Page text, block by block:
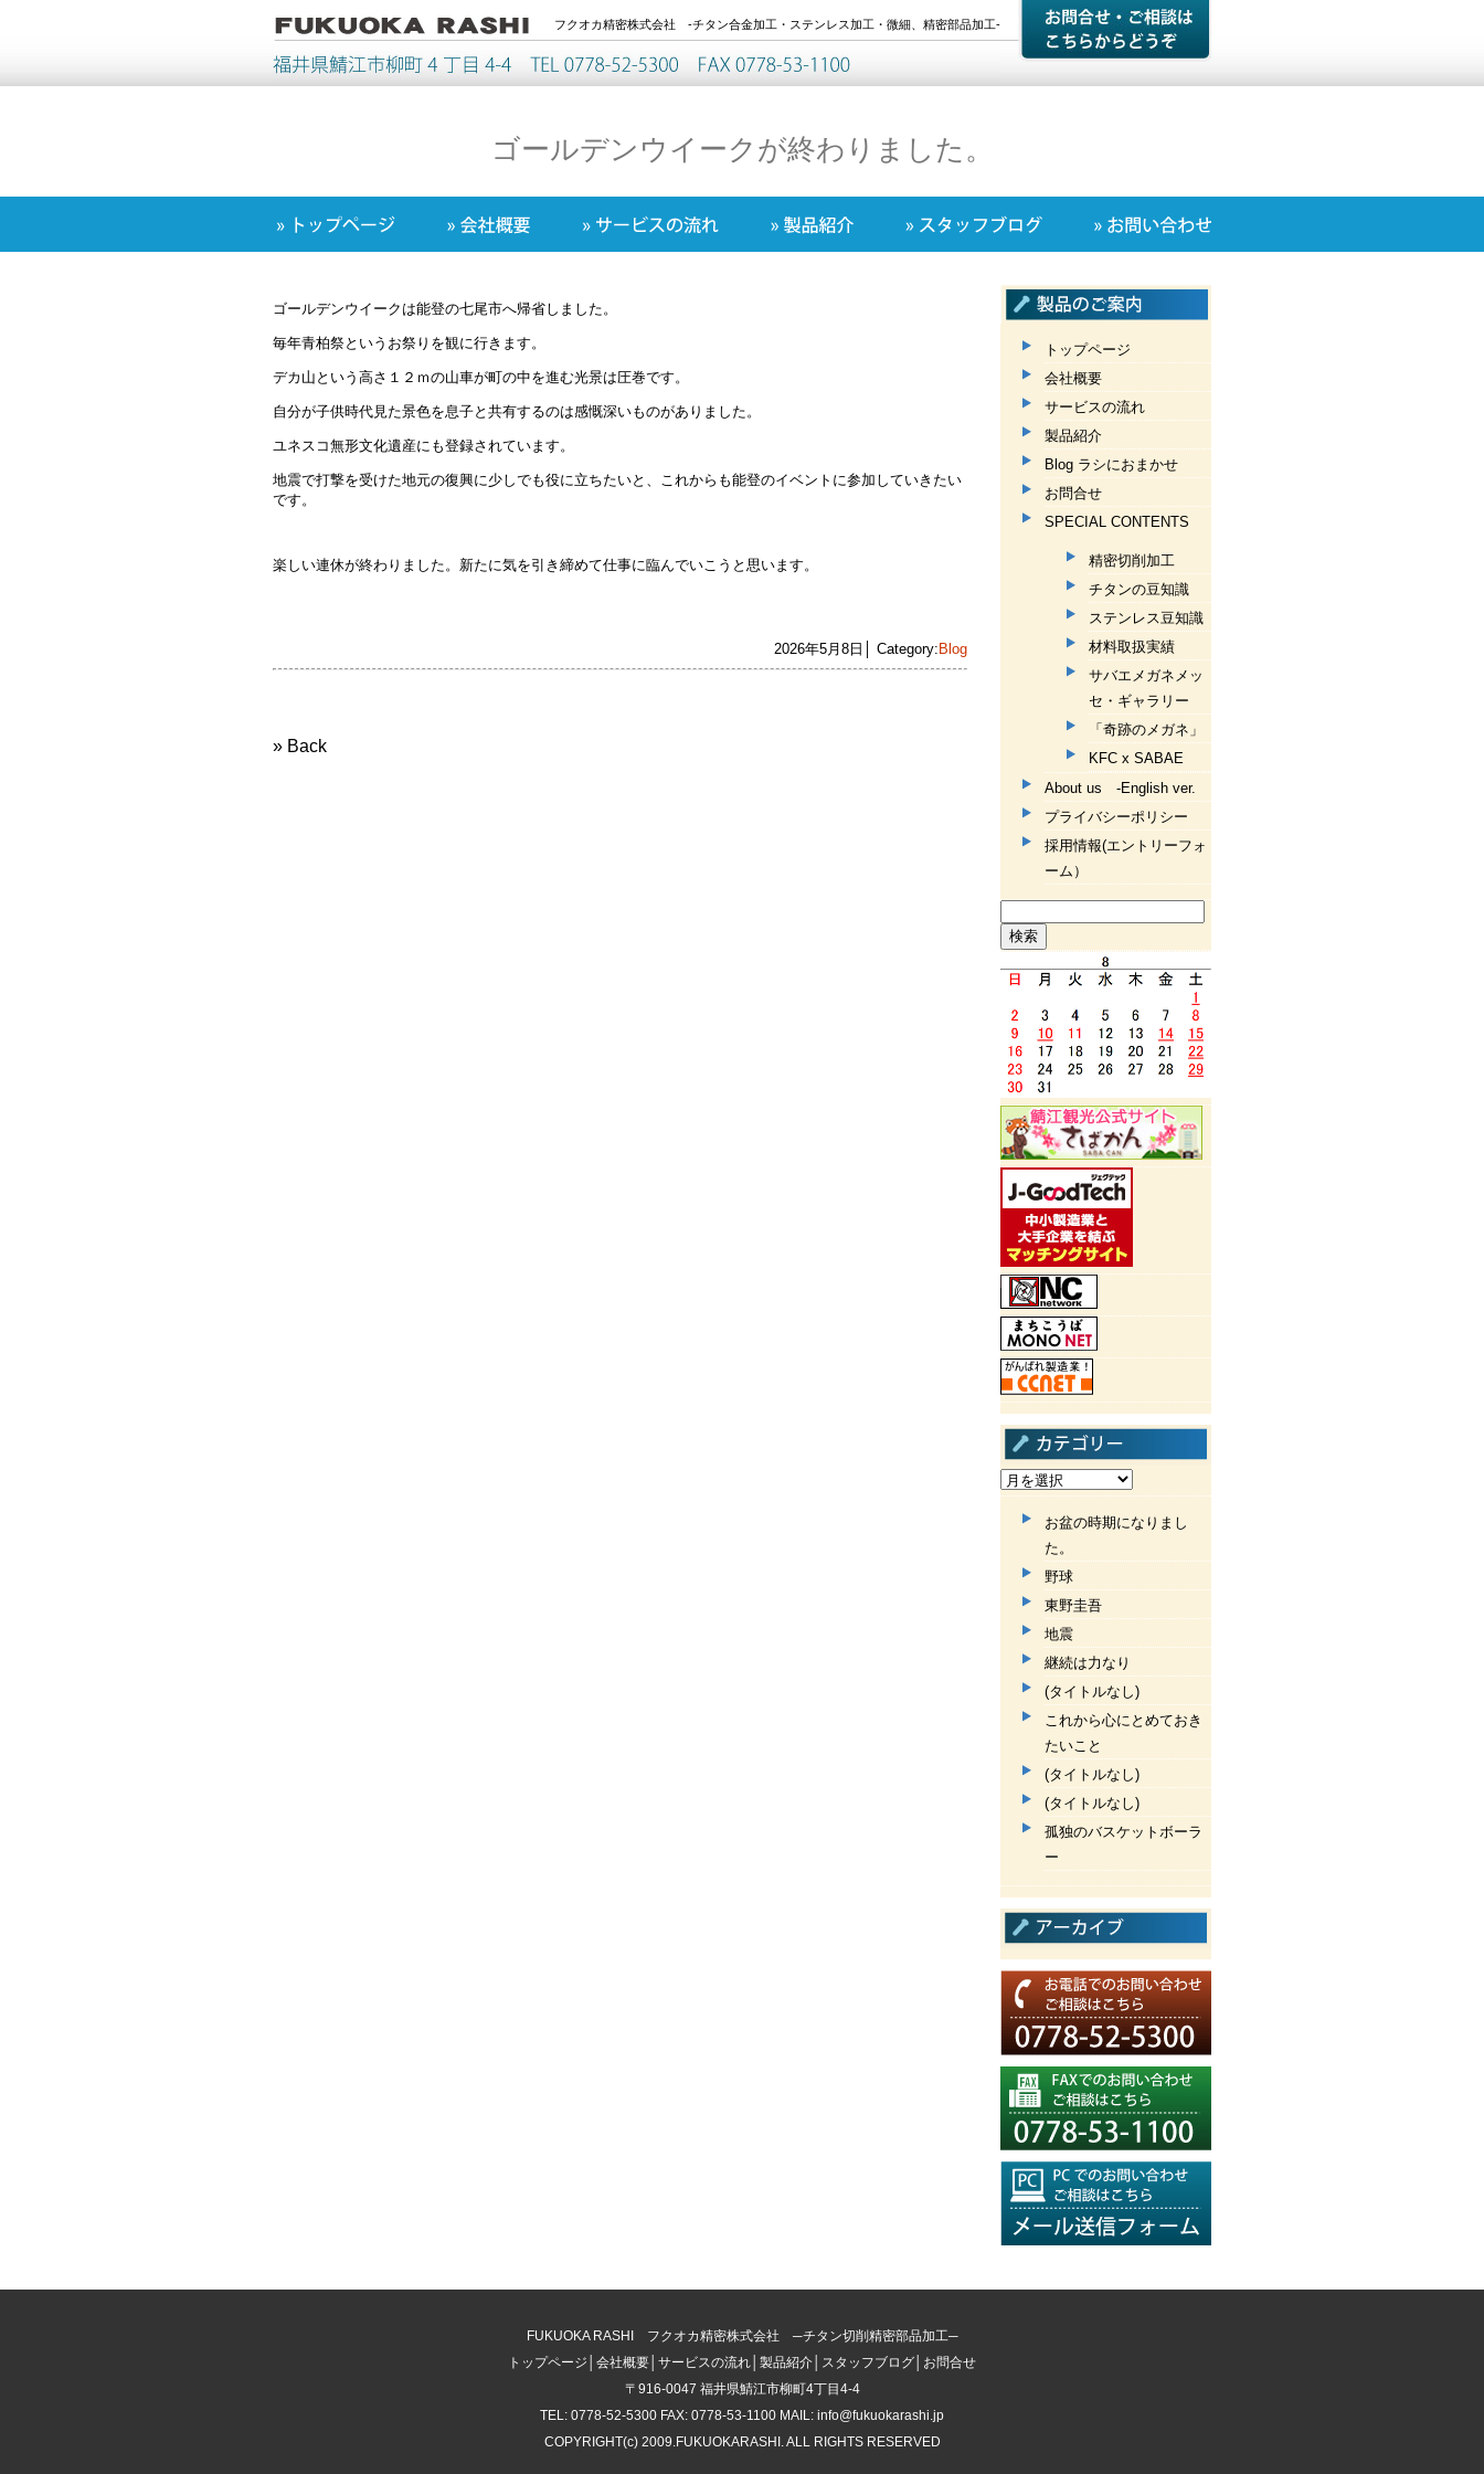
フクオカ精密株式会社 -チタン合金加工・ステンレス加工・微細、精密部品加工-
ゴールデンウイークが終わりました。
ゴールデンウイークは能登の七尾市へ帰省しました。
毎年青柏祭というお祭りを観に行きます。
デカ山という高さ１２ｍの山車が町の中を進む光景は圧巻です。
自分が子供時代見た景色を息子と共有するのは感慨深いものがありました。
ユネスコ無形文化遺産にも登録されています。
地震で打撃を受けた地元の復興に少しでも役に立ちたいと、これからも能登のイベントに参加していきたい
です。
楽しい連休が終わりました。新たに気を引き締めて仕事に臨んでいこうと思います。
2026年5月8日│ Category: Blog
» Back
トップページ
会社概要
サービスの流れ
製品紹介
Blog ラシにおまかせ
お問合せ
SPECIAL CONTENTS
精密切削加工
チタンの豆知識
ステンレス豆知識
材料取扱実績
サバエメガネメッ
セ・ギャラリー
「奇跡のメガネ」
KFC x SABAE
About us -English ver.
プライバシーポリシー
採用情報(エントリーフォ
ーム）
索:
お盆の時期になりまし
た。
野球
東野圭吾
地震
継続は力なり
(タイトルなし)
これから心にとめておき
たいこと
(タイトルなし)
(タイトルなし)
孤独のバスケットボーラ
ー
FUKUOKA RASHI フクオカ精密株式会社 ─チタン切削精密部品加工─
トップページ
会社概要 サービスの流れ 製品紹介 スタッフブログ
お問合せ
〒916-0047 福井県鯖江市柳町4丁目4-4
TEL: 0778-52-5300 FAX: 0778-53-1100 MAIL: info@fukuokarashi.jp
COPYRIGHT(c) 2009.FUKUOKARASHI. ALL RIGHTS RESERVED